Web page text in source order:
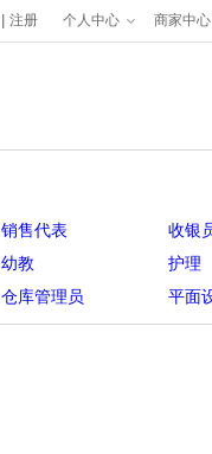
注册 个人中心 商家中心
销售代表 收银
幼教 护理
仓库管理员 平面